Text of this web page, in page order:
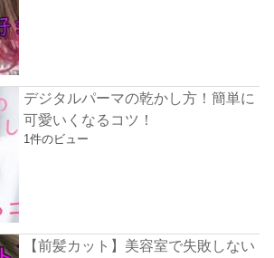
デジタルパーマの乾かし方！簡単に
可愛いくなるコツ！
1件のビュー
【前髪カット】美容室で失敗しない